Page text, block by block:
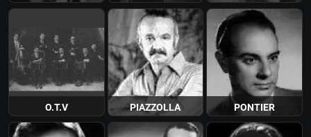
O.T.V PIAZZOLLA PONTIER